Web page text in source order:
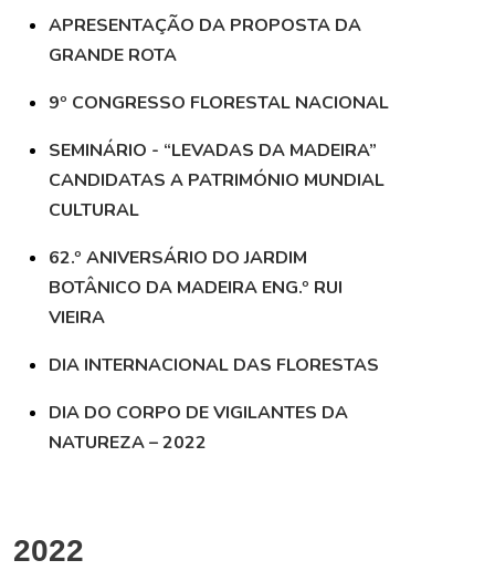
APRESENTAÇÃO DA PROPOSTA DA
GRANDE ROTA
9º CONGRESSO FLORESTAL NACIONAL
SEMINÁRIO - “LEVADAS DA MADEIRA”
CANDIDATAS A PATRIMÓNIO MUNDIAL
CULTURAL
62.º ANIVERSÁRIO DO JARDIM
BOTÂNICO DA MADEIRA ENG.º RUI
VIEIRA
DIA INTERNACIONAL DAS FLORESTAS
DIA DO CORPO DE VIGILANTES DA
NATUREZA – 2022
2022